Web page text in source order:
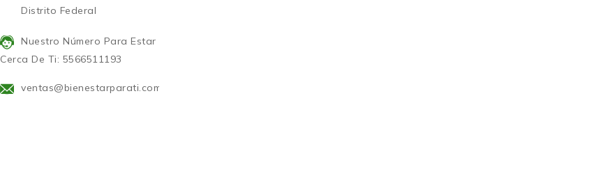
Distrito Federal
Nuestro Número Para Estar
Cerca De Ti: 5566511193
ventas@bienestarparati.com.mx